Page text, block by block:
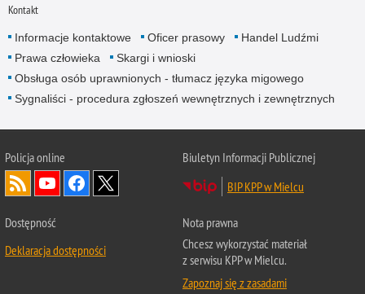
Kontakt
Informacje kontaktowe Oficer prasowy
Handel Ludźmi
Prawa człowieka
Skargi i wnioski
Obsługa osób uprawnionych - tłumacz języka migowego
Sygnaliści - procedura zgłoszeń wewnętrznych i zewnętrznych
Policja online
Biuletyn Informacji Publicznej
BIP KPP w Mielcu
Dostępność
Deklaracja dostępności
Nota prawna
Chcesz wykorzystać materiał
z serwisu KPP w Mielcu.
Zapoznaj się z zasadami